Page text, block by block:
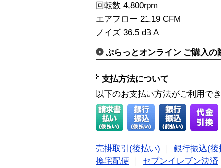
回転数 4,800rpm
エアフロー 21.19 CFM
ノイズ 36.5 dB A
ぷらっとオンライン ご購入の
支払方法について
以下のお支払い方法がご利用で
売掛取引(後払い)
銀行振込(後
換宅配便
セブンイレブン決済